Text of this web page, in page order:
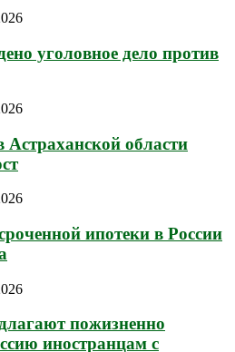
уголовное дело против
Астраханской области
ипотеки в России
пожизненно
иностранцам с